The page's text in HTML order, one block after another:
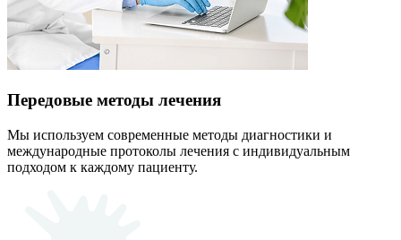
Передовые методы лечения
Мы используем современные методы диагностики и
международные протоколы лечения с индивидуальным
подходом к каждому пациенту.